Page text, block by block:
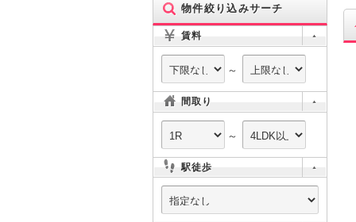
物件絞り込みサーチ
賃料
～
間取り
～
駅徒歩